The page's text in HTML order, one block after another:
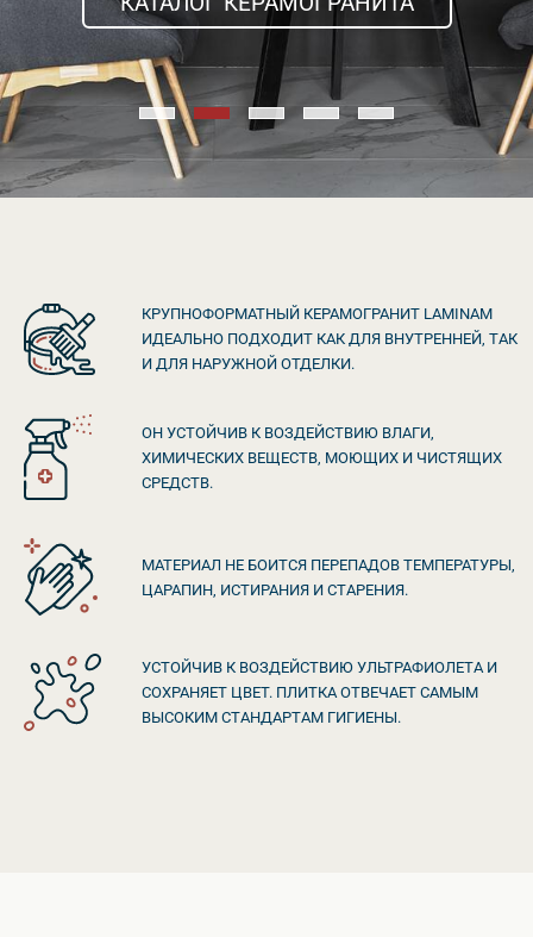
КРУПНОФОРМАТНЫЙ КЕРАМОГРАНИТ LAMINAM
ИДЕАЛЬНО ПОДХОДИТ КАК ДЛЯ ВНУТРЕННЕЙ, ТАК
И ДЛЯ НАРУЖНОЙ ОТДЕЛКИ.
ОН УСТОЙЧИВ К ВОЗДЕЙСТВИЮ ВЛАГИ,
ХИМИЧЕСКИХ ВЕЩЕСТВ, МОЮЩИХ И ЧИСТЯЩИХ
СРЕДСТВ.
МАТЕРИАЛ НЕ БОИТСЯ ПЕРЕПАДОВ ТЕМПЕРАТУРЫ,
ЦАРАПИН, ИСТИРАНИЯ И СТАРЕНИЯ.
УСТОЙЧИВ К ВОЗДЕЙСТВИЮ УЛЬТРАФИОЛЕТА И
СОХРАНЯЕТ ЦВЕТ. ПЛИТКА ОТВЕЧАЕТ САМЫМ
ЫСОКИМ СТАНДАРТАМ ГИГИЕНЫ.